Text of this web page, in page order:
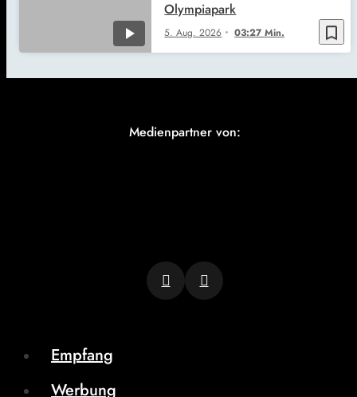
bookmark_border
5. Aug. 2026 03:27 Min.
Olympiapark
Medienpartner von:
Empfang
Werbung